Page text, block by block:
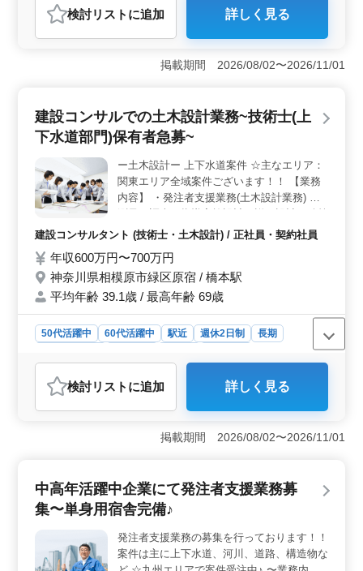
おすすめポイント
＜豊富な経験を活かせる＞ 10年以上の土木設計経験を
有する方を積極的に求めています。豊富な経験を持つシ
チームを支え、新たな挑戦に取り組む環境が整っていま
提供＞ 東京都墨田区江東橋に位置し、錦糸町駅に近い
理想的な勤務地です。駅からのアクセスが良好であり、
通勤に便利な環境が整っています。また、年収700万円〜
900万円という魅力的な報酬をお約束し、成果に見合った
評価を行います。 ＜キャリアの発展が見込める＞
上下水道計画全般の業務に携わり、基本設計から詳細設
計まで幅広い経験を積むことができます。技術士資格を
いくチャンスが豊富にあります。また、技術の向上やプ
ロジェクトのリーダーシップを取る機会も提供し、自己
成長とキャリアの発展をサポートします。
検討リスト に追加 詳しく見る
掲載期間 2026/08/02〜2026/11/01
建設コンサルでの土木設計業務~技術士(上
下水道部門)保有者急募~
ー土木設計ー 上下水道案件 ☆主なエリア：
関東エリア全域案件ございます！！ 【業務
内容】 ・発注者支援業務(土木設計業務) ・
・現場での打ち合わせ、CAD操作あり ・資
当支給 単身赴任宿舎完備 社用車支給 週休2
日制 《給与アップ資格》 ・技術士(上下水道
部門) ◎1級土木施工管理技士資格必須にな
以上条件面優遇いたします ＊50代以上で土
木施工管理業務経験者の方お気軽にお問い合
建設コンサルタント (技術士・土木設計) / 正社員・契約社員
年収600万円〜700万円
神奈川県相模原市緑区原宿 / 橋本駅
平均年齢 39.1歳 / 最高年齢 69歳
50代活躍中 60代活躍中 駅近 週休2日制
長期
おすすめポイント
＜土木設計業務の建設コンサルタント募集＞ 神奈川県
相模原市緑区原宿にて、上下水道案件の土木設計業務を
担当する建設コンサルタントを募集しています。関東エ
が10年以上の方や土木施工管理業務経験者を歓迎しま
す。 ＜業務内容と要件＞ 上下水道案件の発注者支
CAD操作など幅広い業務を担当します。1級土木施工管理
技士資格とAutoCAD経験が必須であり、上下水道設計経
検討リスト に追加 詳しく見る
掲載期間 2026/08/02〜2026/11/01
中高年活躍中企業にて発注者支援業務募
集〜単身用宿舎完備♪
発注者支援業務の募集を行っております！！
案件は主に上下水道、河川、道路、構造物な